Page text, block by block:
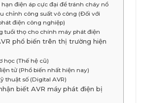
hạn điện áp cực đại để tránh cháy nổ
chỉnh công suất vô công (Đối với
điện công nghiệp)
tuổi thọ cho chính máy phát điện
phổ biến trên thị trường hiện
học (Thế hệ cũ)
tử (Phổ biến nhất hiện nay)
thuật số (Digital AVR)
biết AVR máy phát điện bị